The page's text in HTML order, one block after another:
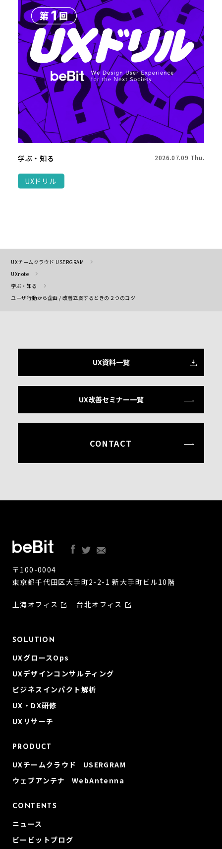
学ぶ・知る 2026.07.09 Thu.
UXドリル
UXチームクラウド USERGRAM
UXnote
学ぶ・知る
ユーザ行動から企画 / 改善立案するときの２つのコツ
UX資料一覧
UX改善セミナー一覧
CONTACT
〒100-0004
東京都千代田区大手町2-2-1 新大手町ビル10階
上海オフィス 台北オフィス
SOLUTION
UXグロースOps
UXデザインコンサルティング
ビジネスインパクト解析
UX・DX研修
UXリサーチ
PRODUCT
UXチームクラウド USERGRAM
ウェブアンテナ WebAntenna
CONTENTS
ニュース
ビービットブログ